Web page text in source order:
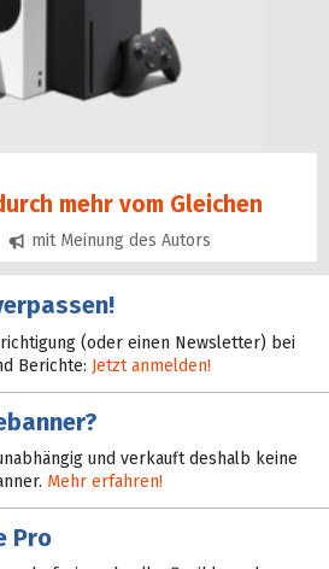
mehr vom Gleichen
mit Meinung des Autors
(oder einen Newsletter) bei
Berichte: Jetzt anmelden!
und verkauft deshalb keine
Mehr erfahren!
Pro